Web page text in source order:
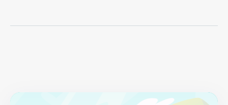
безопасности персональных данных, предпринимаемые